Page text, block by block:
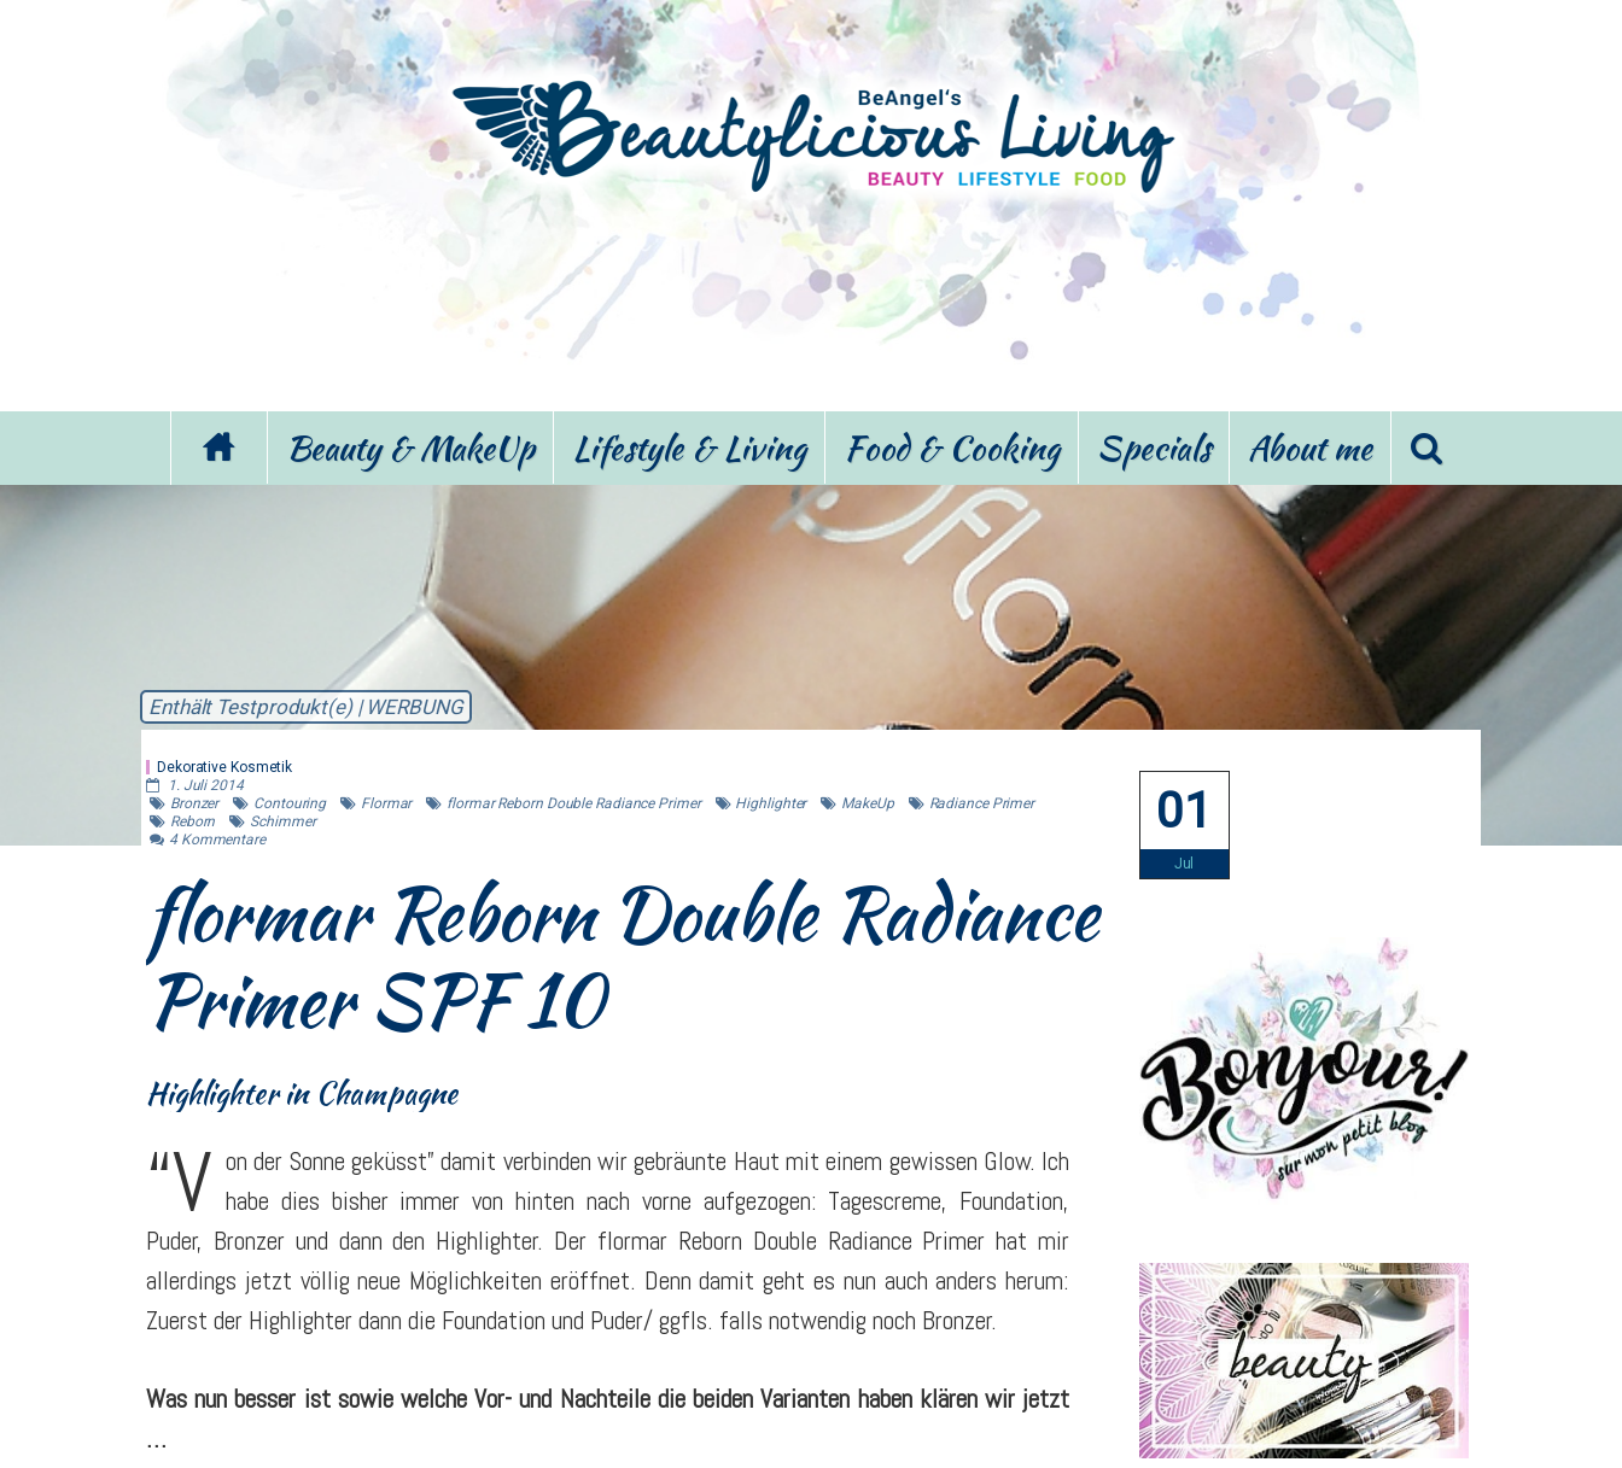
Beauty & MakeUp Lifestyle & Living Food & Cooking Specials About me
Dekorative Kosmetik
1. Juli 2014
Enthält Testprodukt(e) | WERBUNG
Bronzer Contouring Flormar flormar Reborn Double Radiance Primer Highlighter MakeUp
Radiance Primer
Reborn
Schimmer
4 Kommentare
flormar Reborn Double Radiance
Primer SPF 10
Highlighter in Champagne
“V on der Sonne geküsst” damit verbinden wir gebräunte Haut mit einem gewissen Glow. Ich
habe dies bisher immer von hinten nach vorne aufgezogen: Tagescreme, Foundation,
Puder, Bronzer und dann den Highlighter. Der flormar Reborn Double Radiance Primer hat mir
allerdings jetzt völlig neue Möglichkeiten eröffnet. Denn damit geht es nun auch anders herum:
Zuerst der Highlighter dann die Foundation und Puder/ ggfls. falls notwendig noch Bronzer.
Was nun besser ist sowie welche Vor- und Nachteile die beiden Varianten haben klären wir jetzt
…
01
Jul